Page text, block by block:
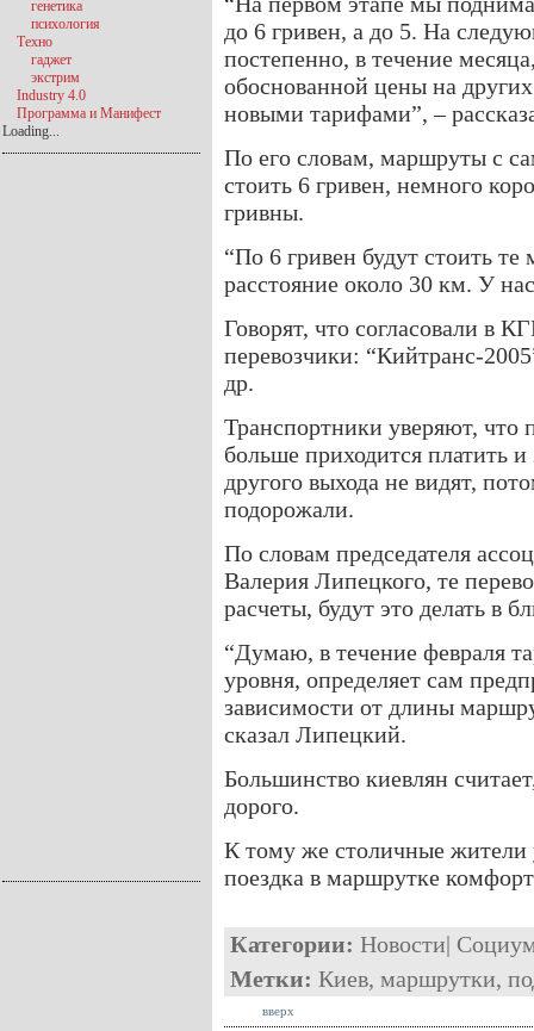
до 6 гривен, а до 5. На
постепенно, в течение
обоснованной цены на
новыми тарифами”, –
По его словам, маршруты с
стоить 6 гривен, немного
гривны.
“По 6 гривен будут стоить
расстояние около 30 км. У
Говорят, что согласовали в
перевозчики: “Кийтранс-
др.
Транспортники уверяют,
больше приходится платить
другого выхода не видят,
подорожали.
По словам председателя
Валерия Липецкого, те
расчеты, будут это делать в
“Думаю, в течение февраля
уровня, определяет сам
зависимости от длины
сказал Липецкий.
Большинство киевлян
дорого.
К тому же столичные жители
поездка в маршрутке
Категории: Новости|
Метки: Киев, маршрутки,
вверх
генетика
психология
Техно
гаджет
экстрим
Industry 4.0
Программа и Манифест
Loading...